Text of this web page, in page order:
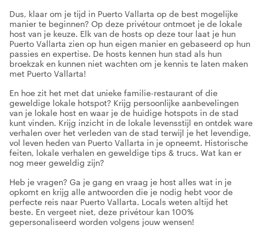
Dus, klaar om je tijd in Puerto Vallarta op de best mogelijke
manier te beginnen? Op deze privétour ontmoet je de lokale
host van je keuze. Elk van de hosts op deze tour laat je hun
Puerto Vallarta zien op hun eigen manier en gebaseerd op hun
passies en expertise. De hosts kennen hun stad als hun
broekzak en kunnen niet wachten om je kennis te laten maken
met Puerto Vallarta!
En hoe zit het met dat unieke familie-restaurant of die
geweldige lokale hotspot? Krijg persoonlijke aanbevelingen
van je lokale host en waar je de huidige hotspots in de stad
kunt vinden. Krijg inzicht in de lokale levensstijl en ontdek ware
verhalen over het verleden van de stad terwijl je het levendige,
vol leven heden van Puerto Vallarta in je opneemt. Historische
feiten, lokale verhalen en geweldige tips & trucs. Wat kan er
nog meer geweldig zijn?
Heb je vragen? Ga je gang en vraag je host alles wat in je
opkomt en krijg alle antwoorden die je nodig hebt voor de
perfecte reis naar Puerto Vallarta. Locals weten altijd het
beste. En vergeet niet, deze privétour kan 100%
gepersonaliseerd worden volgens jouw wensen!